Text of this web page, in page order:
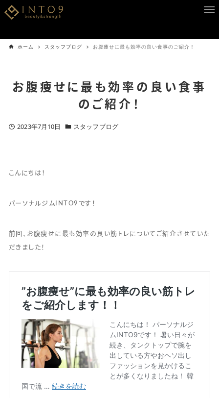
ホーム スタッフブログ お腹痩せに最も効率の良い食事のご紹介！
お腹痩せに最も効率の良い食事
のご紹介！
2023年7月10日 スタッフブログ
こんにちは！
パーソナルジムINTO9です！
前回、お腹痩せに最も効率の良い筋トレについてご紹介させていた
だきました！